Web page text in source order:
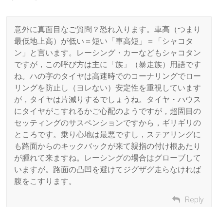
意外に真面目なご質問？恐れ入ります。車高（つまり
最低地上高）が低い＝短い「車高短」＝「シャコタ
ン」と言います。レーシング・カーなどもシャコタン
ですが，この呼び方は主に「族」（暴走族）用語です
ね。ハの字のタイヤは高速時でのコーナリングでロー
リングを防止し（ヨレない）安定性を重視しています
が，タイヤは片減りするでしょうね。タイヤ・ハウス
にタイヤがこすれるかご心配のようですが，超固目の
セッティングのサスペンションですから，ギリギリの
ところです。乗り心地は最悪ですし，ステアリングに
も路面からのキックバックが来て親指の付け根あたり
が腫れて来ますね。レーシングの場合はグローブして
いますが。路面の凸凹を避けてジグザグ走らなければ
腹をこすります。
Reply